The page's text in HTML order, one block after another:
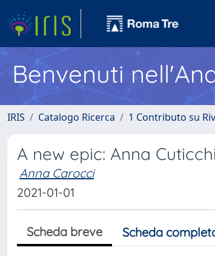
Benvenuti
IRIS Catalogo Ricerca 1 Contributo su
A new epic: Anna
Anna Carocci
2021-01-01
Scheda breve Scheda